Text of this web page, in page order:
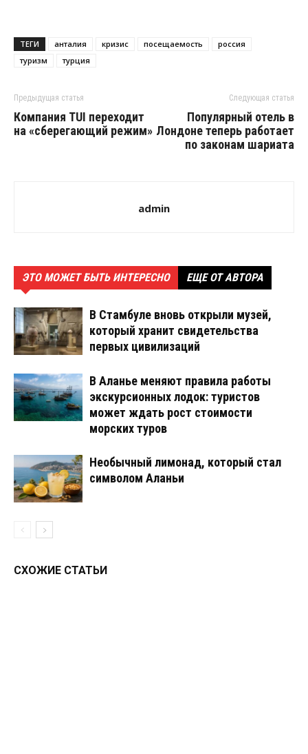
ТЕГИ анталия кризис посещаемость
россия
туризм
турция
Предыдущая статья
Компания TUI переходит
на «сберегающий режим»
Следующая статья
Популярный отель в
Лондоне теперь работает
по законам шариата
admin
ЭТО МОЖЕТ БЫТЬ ИНТЕРЕСНО ЕЩЕ ОТ АВТОРА
В Стамбуле вновь открыли музей,
который хранит свидетельства
первых цивилизаций
В Аланье меняют правила работы
экскурсионных лодок: туристов
может ждать рост стоимости
морских туров
Необычный лимонад, который стал
символом Аланьи
СХОЖИЕ СТАТЬИ